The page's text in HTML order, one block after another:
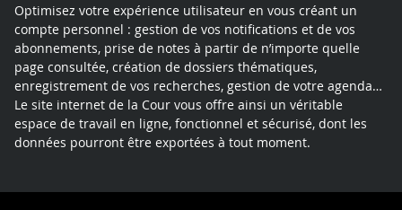
Optimisez votre expérience utilisateur en vous créant un
compte personnel : gestion de vos notifications et de vos
abonnements, prise de notes à partir de n’importe quelle
page consultée, création de dossiers thématiques,
enregistrement de vos recherches, gestion de votre agenda…
Le site internet de la Cour vous offre ainsi un véritable
espace de travail en ligne, fonctionnel et sécurisé, dont les
données pourront être exportées à tout moment.